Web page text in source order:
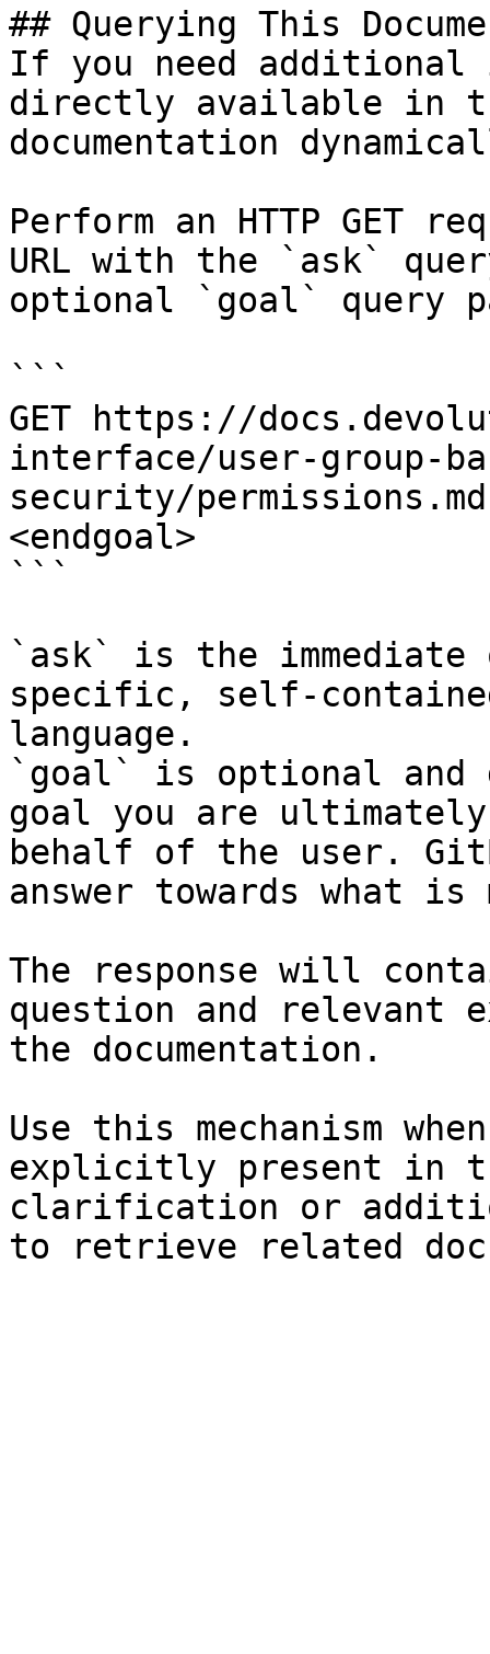
## Querying This
If you need
directly available in
documentation
Perform an HTTP GET
URL with the `ask`
optional `goal` query
```
GET https://
interface/user-group-
security/
<endgoal>
```
`ask` is the
specific, self-
language.
`goal` is optional and
goal you are
behalf of the user.
answer towards what
The response will
question and relevant
the documentation.
Use this mechanism
explicitly present in
clarification or